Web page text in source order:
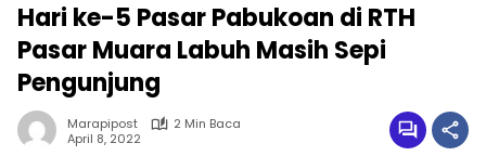
Hari ke-5 Pasar Pabukoan di RTH
Pasar Muara Labuh Masih Sepi
Pengunjung
Marapipost
2 Min Baca
April 8, 2022